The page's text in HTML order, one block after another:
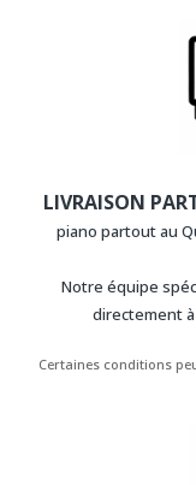
LIVRAISON
piano partout au
Notre équipe
directement
Certaines conditions